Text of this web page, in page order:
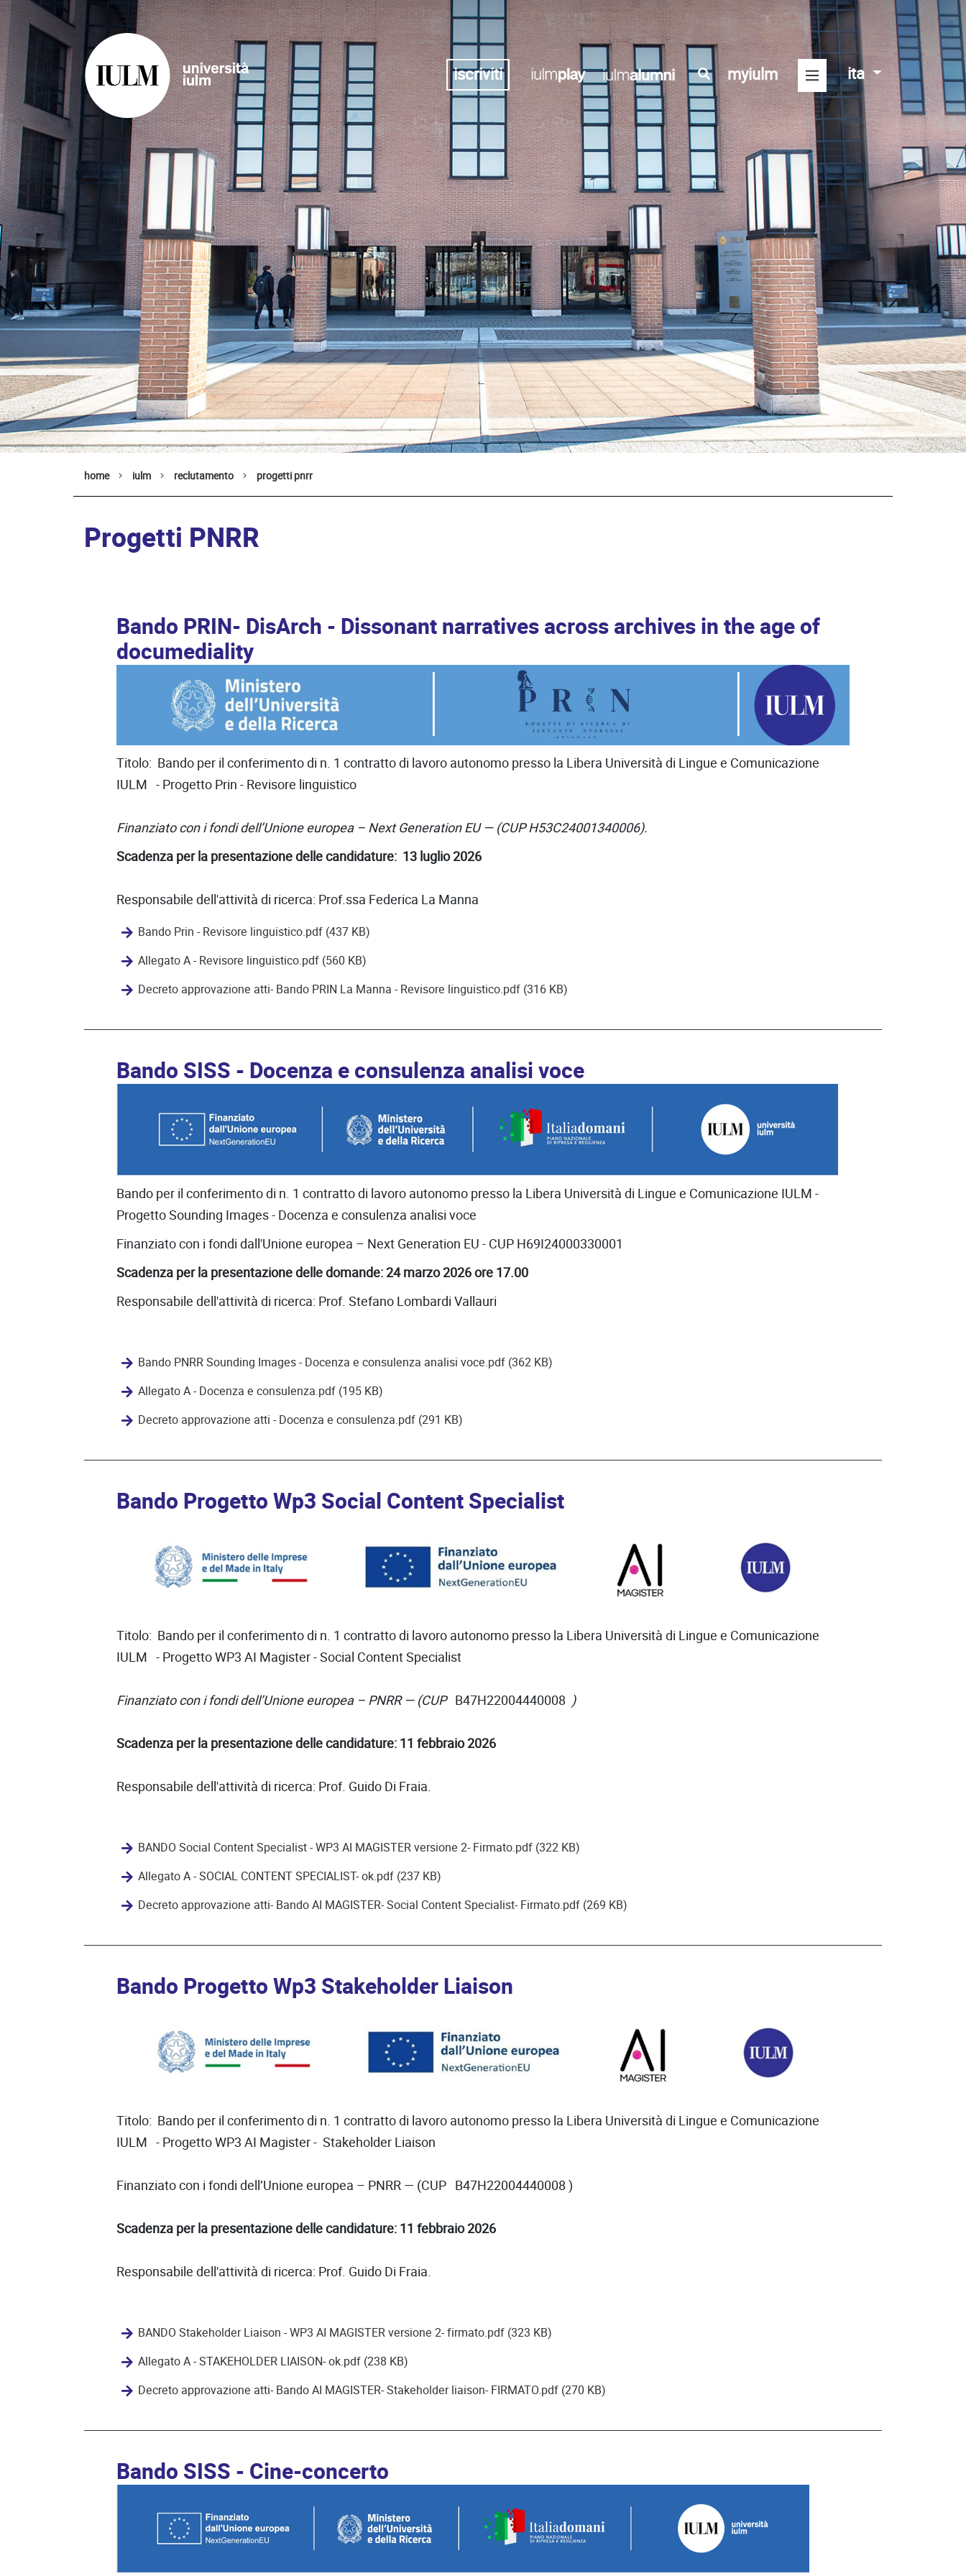
iscriviti myiulm ita
home iulm reclutamento progetti pnrr
Progetti PNRR
Bando PRIN- DisArch - Dissonant narratives across archives in the age of
documediality
Titolo: Bando per il conferimento di n. 1 contratto di lavoro autonomo presso la Libera Università di Lingue e Comunicazione
IULM - Progetto Prin - Revisore linguistico
Finanziato con i fondi dell’Unione europea – Next Generation EU — (CUP H53C24001340006).
Scadenza per la presentazione delle candidature: 13 luglio 2026
Responsabile dell'attività di ricerca: Prof.ssa Federica La Manna
Bando Prin - Revisore linguistico.pdf (437 KB)
Allegato A - Revisore linguistico.pdf (560 KB)
Decreto approvazione atti- Bando PRIN La Manna - Revisore linguistico.pdf (316 KB)
Bando SISS - Docenza e consulenza analisi voce
Bando per il conferimento di n. 1 contratto di lavoro autonomo presso la Libera Università di Lingue e Comunicazione IULM -
Progetto Sounding Images - Docenza e consulenza analisi voce
Finanziato con i fondi dall'Unione europea – Next Generation EU - CUP H69I24000330001
Scadenza per la presentazione delle domande: 24 marzo 2026 ore 17.00
Responsabile dell'attività di ricerca: Prof. Stefano Lombardi Vallauri
Bando PNRR Sounding Images - Docenza e consulenza analisi voce.pdf (362 KB)
Allegato A - Docenza e consulenza.pdf (195 KB)
Decreto approvazione atti - Docenza e consulenza.pdf (291 KB)
Bando Progetto Wp3 Social Content Specialist
Titolo: Bando per il conferimento di n. 1 contratto di lavoro autonomo presso la Libera Università di Lingue e Comunicazione
IULM - Progetto WP3 AI Magister - Social Content Specialist
Finanziato con i fondi dell’Unione europea – PNRR — (CUP B47H22004440008 )
Scadenza per la presentazione delle candidature: 11 febbraio 2026
Responsabile dell'attività di ricerca: Prof. Guido Di Fraia.
BANDO Social Content Specialist - WP3 AI MAGISTER versione 2- Firmato.pdf (322 KB)
Allegato A - SOCIAL CONTENT SPECIALIST- ok.pdf (237 KB)
Decreto approvazione atti- Bando AI MAGISTER- Social Content Specialist- Firmato.pdf (269 KB)
Bando Progetto Wp3 Stakeholder Liaison
Titolo: Bando per il conferimento di n. 1 contratto di lavoro autonomo presso la Libera Università di Lingue e Comunicazione
IULM - Progetto WP3 AI Magister - Stakeholder Liaison
Finanziato con i fondi dell’Unione europea – PNRR — (CUP B47H22004440008 )
Scadenza per la presentazione delle candidature: 11 febbraio 2026
Responsabile dell'attività di ricerca: Prof. Guido Di Fraia.
BANDO Stakeholder Liaison - WP3 AI MAGISTER versione 2- firmato.pdf (323 KB)
Allegato A - STAKEHOLDER LIAISON- ok.pdf (238 KB)
Decreto approvazione atti- Bando AI MAGISTER- Stakeholder liaison- FIRMATO.pdf (270 KB)
Bando SISS - Cine-concerto